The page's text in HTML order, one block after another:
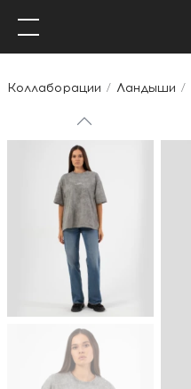
Коллаборации Ландыши